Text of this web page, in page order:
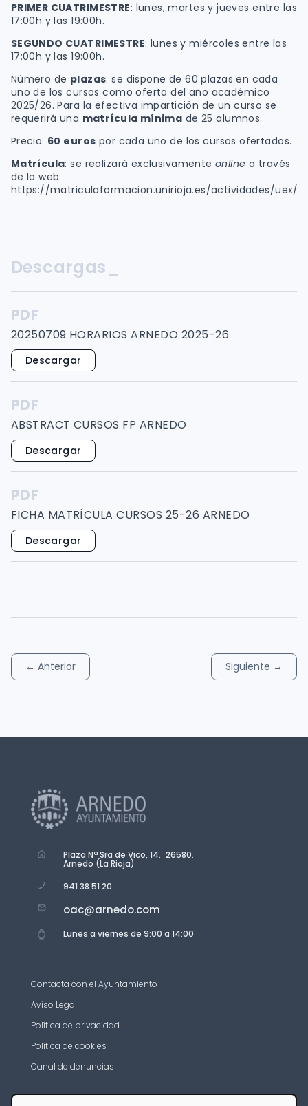
PRIMER CUATRIMESTRE: lunes, martes y jueves entre las
17:00h y las 19:00h.
SEGUNDO CUATRIMESTRE: lunes y miércoles entre las
17:00h y las 19:00h.
Número de plazas: se dispone de 60 plazas en cada
uno de los cursos como oferta del año académico
2025/26. Para la efectiva impartición de un curso se
requerirá una matrícula mínima de 25 alumnos.
Precio: 60 euros por cada uno de los cursos ofertados.
Matrícula: se realizará exclusivamenteonline a través
de la web:
https://matriculaformacion.unirioja.es/actividades/uex/
Descargas_
PDF
20250709 HORARIOS ARNEDO 2025-26
Descargar
PDF
ABSTRACT CURSOS FP ARNEDO
Descargar
PDF
FICHA MATRÍCULA CURSOS 25-26 ARNEDO
Descargar
← Anterior Siguiente →
Plaza Nª Sra de Vico, 14. 26580.
Arnedo (La Rioja)
941 38 51 20
oac@arnedo.com
Lunes a viernes de 9:00 a 14:00
Contacta con el Ayuntamiento
Aviso Legal
Política de privacidad
Política de cookies
Canal de denuncias